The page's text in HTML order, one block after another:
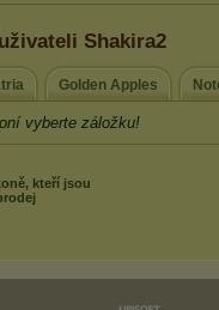
Shakira2
Golden Apples
vyberte záložku!
kteří jsou